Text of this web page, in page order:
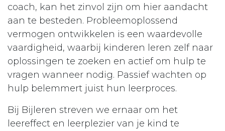
coach, kan het zinvol zijn om hier aandacht
aan te besteden. Probleemoplossend
vermogen ontwikkelen is een waardevolle
vaardigheid, waarbij kinderen leren zelf naar
oplossingen te zoeken en actief om hulp te
vragen wanneer nodig. Passief wachten op
hulp belemmert juist hun leerproces.
Bij Bijleren streven we ernaar om het
leereffect en leerplezier van je kind te